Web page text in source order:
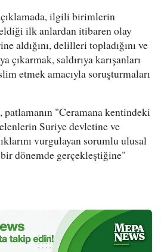
ilgili birimlerin
ilk anlardan itibaren olay
aldığını, delilleri topladığını ve
çıkarmak, saldırıya karışanları
etmek amacıyla soruşturmaları
patlamanın "Ceramana kentindeki
Suriye devletine ve
vurgulayan sorumlu ulusal
dönemde gerçekleştiğine"